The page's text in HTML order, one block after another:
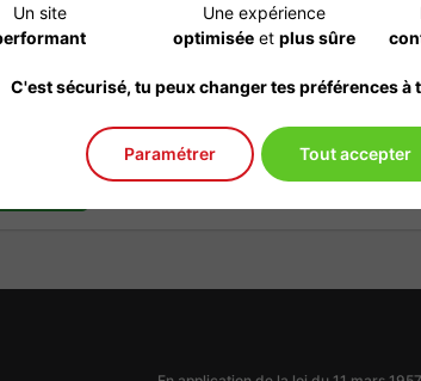
nievre
cet annuaire
Un site
Une expérience
optimiséeet plus sûre
C'est sécurisé, tu peux changer tes préférences à
Paramétrer Tout accepter